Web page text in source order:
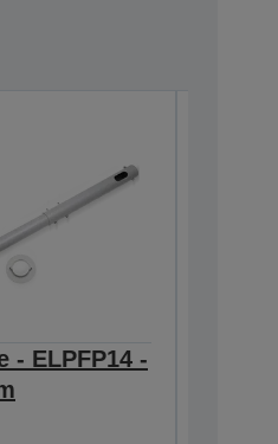
- ELPFP14 -